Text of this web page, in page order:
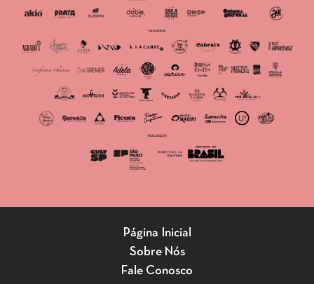
Página Inicial
Sobre Nós
Fale Conosco